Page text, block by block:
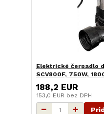
Elektrické čerpadlo
SCV800F, 750W,
188,2 EUR
153,0 EUR bez DPH